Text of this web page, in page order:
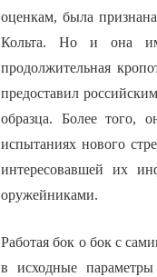
оценкам, была
Кольта. Но и она
продолжительная
предоставил
образца. Более того,
испытаниях нового
интересовавшей их
оружейниками.
Работая бок о бок с
в исходные